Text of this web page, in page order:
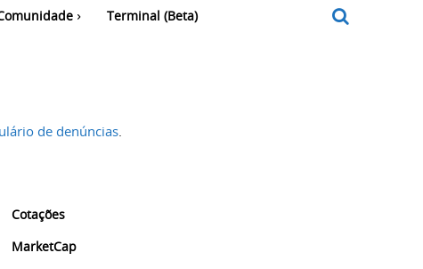
Terminal (Beta)
de denúncias.
Cotações
MarketCap